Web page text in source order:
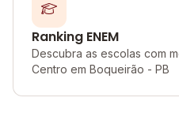
Ranking ENEM
Descubra as escolas com
Centro em Boqueirão - PB